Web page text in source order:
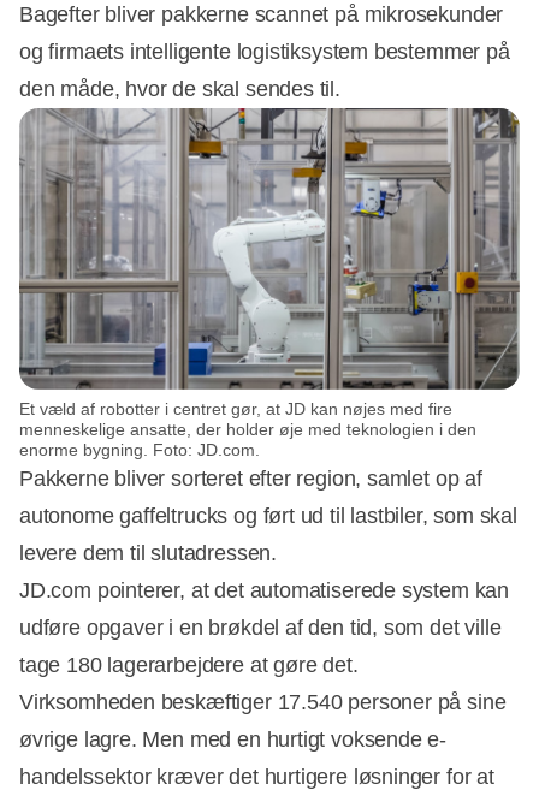
Bagefter bliver pakkerne scannet på mikrosekunder
og firmaets intelligente logistiksystem bestemmer på
den måde, hvor de skal sendes til.
Et væld af robotter i centret gør, at JD kan nøjes med fire
menneskelige ansatte, der holder øje med teknologien i den
enorme bygning. Foto: JD.com.
Pakkerne bliver sorteret efter region, samlet op af
autonome gaffeltrucks og ført ud til lastbiler, som skal
levere dem til slutadressen.
JD.com pointerer, at det automatiserede system kan
udføre opgaver i en brøkdel af den tid, som det ville
tage 180 lagerarbejdere at gøre det.
Virksomheden beskæftiger 17.540 personer på sine
øvrige lagre. Men med en hurtigt voksende e-
handelssektor kræver det hurtigere løsninger for at